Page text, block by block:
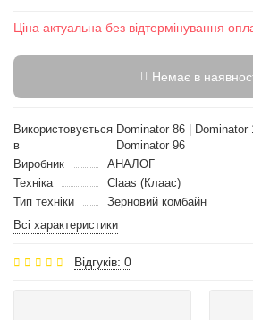
Ціна актуальна без відтермінування
Немає в
Використовується
в
Dominator 86 | Dominator
Dominator 96
Виробник
АНАЛОГ
Техніка
Claas (Клаас)
Тип техніки
Зерновий комбайн
Всі характеристики
Відгуків: 0